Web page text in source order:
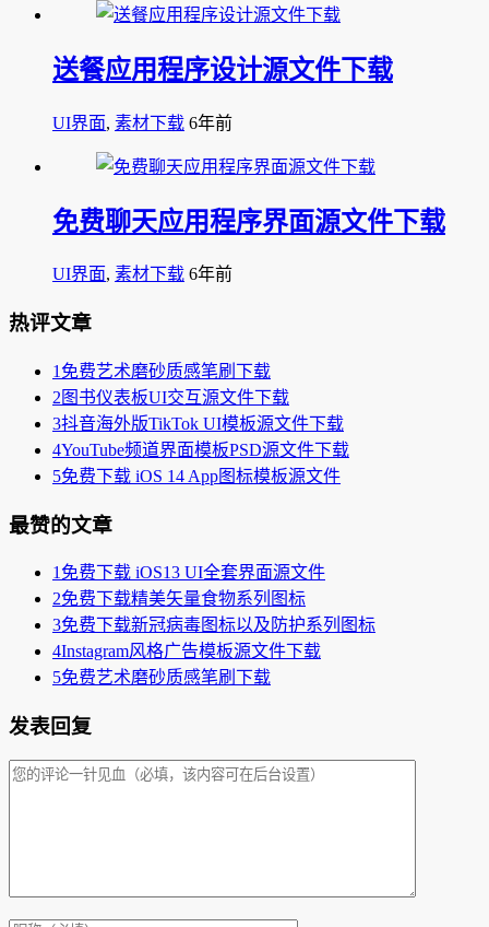
送餐应用程序设计源文件下载
UI界面, 素材下载 6年前
免费聊天应用程序界面源文件下载
UI界面, 素材下载 6年前
热评文章
1 免费艺术磨砂质感笔刷下载
2 图书仪表板UI交互源文件下载
3抖音海外版TikTok UI模板源文件下载
4YouTube频道界面模板PSD源文件下载
5免费下载 iOS 14 App图标模板源文件
最赞的文章
1 免费下载 iOS13 UI全套界面源文件
2免费下载精美矢量食物系列图标
3免费下载新冠病毒图标以及防护系列图标
4Instagram风格广告模板源文件下载
5免费艺术磨砂质感笔刷下载
发表回复